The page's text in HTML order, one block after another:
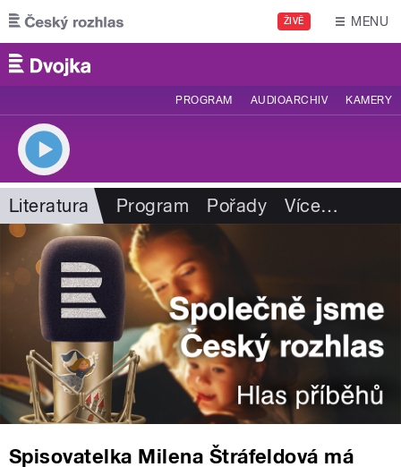
Přejít k hlavnímu obsahu
ŽIVĚ MENU
PROGRAM AUDIOARCHIV KAMERY
Literatura Program Pořady Více…
Spisovatelka Milena Štráfeldová má